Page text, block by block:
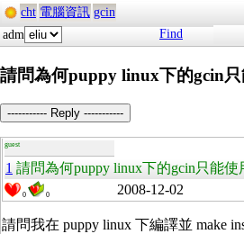
cht 電腦資訊 gcin
adm
Find
請問為何puppy linux下的gcin只
----------- Reply -----------
guest
1 請問為何puppy linux下的gcin只能使
0 0 2008-12-02
請問我在 puppy linux 下編譯並 make